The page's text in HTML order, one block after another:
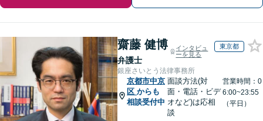
齋藤 健博
弁護士
インタビュ
ーを見る
東京都
銀座さいとう法律事務所
京都市中京
区 からも
相談受付中
面談方法(対
面・電話・ビデ
オなど)は応相
談
営業時間：0
6:00~23:55
（平日）